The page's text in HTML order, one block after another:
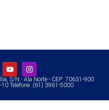
S/N - Ala Norte - CEP: 70631-900
Telefone: (61) 3961-5000